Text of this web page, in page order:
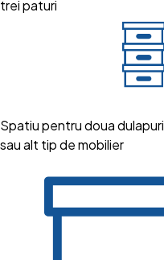
trei paturi
Spatiu pentru doua dulapuri
sau alt tip de mobilier